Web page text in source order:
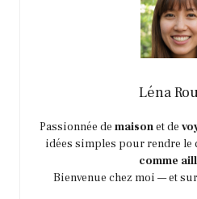
Léna
Passionnée de maisonet de
idées simples pour rendre
comme
Bienvenue chez moi — et